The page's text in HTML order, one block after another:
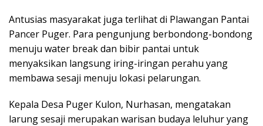
Antusias masyarakat juga terlihat di Plawangan Pantai
Pancer Puger. Para pengunjung berbondong-bondong
menuju water break dan bibir pantai untuk
menyaksikan langsung iring-iringan perahu yang
membawa sesaji menuju lokasi pelarungan.
Kepala Desa Puger Kulon, Nurhasan, mengatakan
larung sesaji merupakan warisan budaya leluhur yang